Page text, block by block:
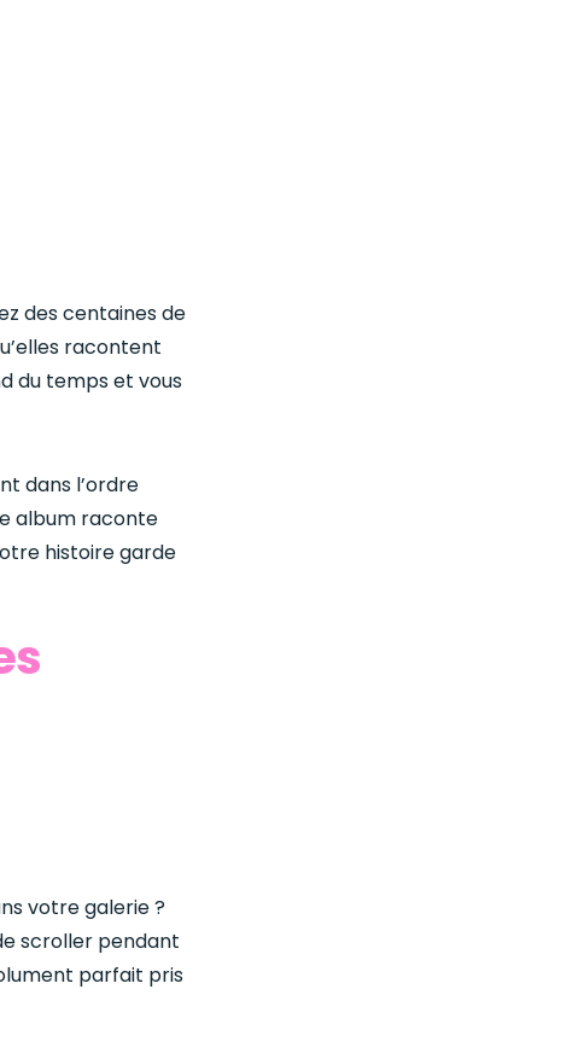
des centaines de
racontent
du temps et vous
dans l’ordre
album raconte
histoire garde
votre galerie ?
scroller pendant
parfait pris